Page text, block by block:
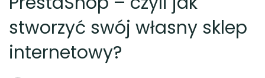
stworzyć swój własny sklep
internetowy?